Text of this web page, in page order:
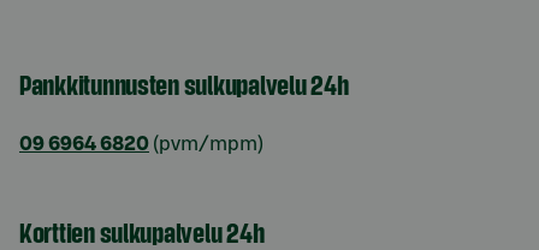
Pankkitunnusten sulkupalvelu 24h
09 6964 6820 (pvm/mpm)
Korttien sulkupalvelu 24h